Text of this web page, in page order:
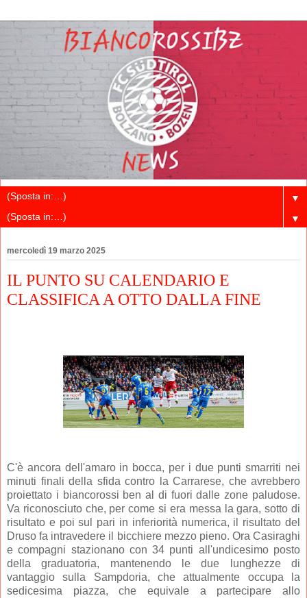
▼
▼
mercoledì 19 marzo 2025
IL PUNTO SU CALENDARIO E
CLASSIFICA A OTTO DALLA FINE
C'è ancora dell'amaro in bocca, per i due punti smarriti nei
minuti finali della sfida contro la Carrarese, che avrebbero
proiettato i biancorossi ben al di fuori dalle zone paludose.
Va riconosciuto che, per come si era messa la gara, sotto di
risultato e poi sul pari in inferiorità numerica, il risultato del
Druso fa intravedere il bicchiere mezzo pieno. Ora Casiraghi
e compagni stazionano con 34 punti all'undicesimo posto
della graduatoria, mantenendo le due lunghezze di
vantaggio sulla Sampdoria, che attualmente occupa la
sedicesima piazza, che equivale a partecipare allo